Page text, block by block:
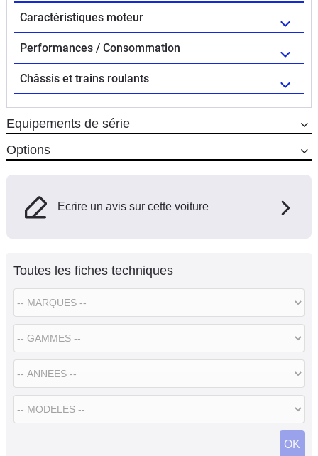
Caractéristiques moteur
Performances / Consommation
Châssis et trains roulants
Equipements de série
Options
Ecrire un avis sur cette voiture
Toutes les fiches techniques